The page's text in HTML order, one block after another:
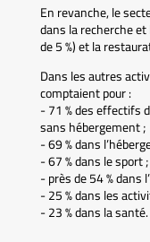
En revanche, le
dans la recherche
de 5 %) et la
Dans les autres
comptaient pour :
- 71 % des effectifs
sans hébergement ;
- 69 % dans
- 67 % dans le sport ;
- près de 54 % dans
- 25 % dans les
- 23 % dans la santé.